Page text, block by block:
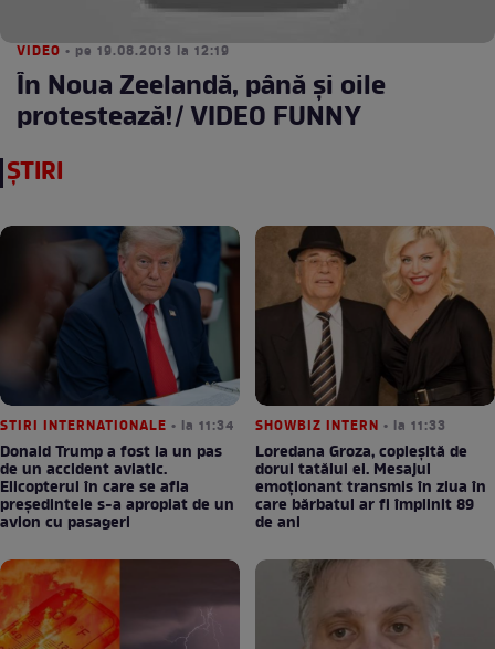
VIDEO • pe 19.08.2013 la 12:19
În Noua Zeelandă, până şi oile
protestează!/ VIDEO FUNNY
ȘTIRI
STIRI INTERNATIONALE • la 11:34
Donald Trump a fost la un pas
de un accident aviatic.
Elicopterul în care se afla
președintele s-a apropiat de un
avion cu pasageri
SHOWBIZ INTERN • la 11:33
Loredana Groza, copleșită de
dorul tatălui ei. Mesajul
emoționant transmis în ziua în
care bărbatul ar fi împlinit 89
de ani